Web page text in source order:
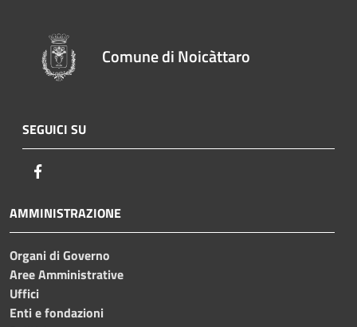
Comune di Noicàttaro
SEGUICI SU
AMMINISTRAZIONE
Organi di Governo
Aree Amministrative
Uffici
Enti e fondazioni